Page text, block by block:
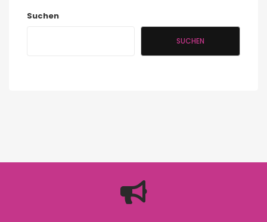
Suchen
SUCHEN